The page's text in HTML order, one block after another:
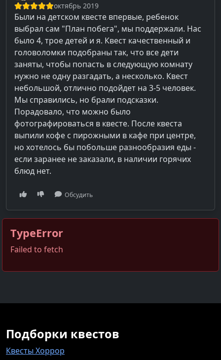
октябрь 2019
Были на детском квесте впервые, ребенок
выбрал сам "План побега", мы поддержали. Нас
было 4, трое детей и я. Квест качественный и
головоломки подобраны так, что все дети
заняты, чтобы попасть в следующую комнату
нужно не одну разгадать, а несколько. Квест
небольшой, отлично подойдет на 3-5 человек.
Мы справились, но брали подсказки.
Порадовало, что можно было
фотографироваться в квесте. После квеста
выпили кофе с пирожными в кафе при центре,
но хотелось бы побольше разнообразия еды -
если заранее не заказали, в наличии горячих
блюд нет.
Обсудить
TypeError
Failed to fetch
Подборки квестов
Квесты Хоррор